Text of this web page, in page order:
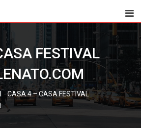
FESTIVAL
-CASA 4 – CASA FESTIVAL